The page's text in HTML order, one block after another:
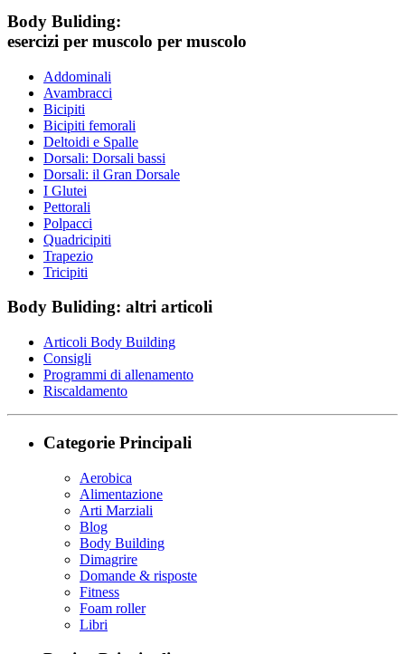
Body Buliding:
esercizi per muscolo per muscolo
Addominali
Avambracci
Bicipiti
Bicipiti femorali
Deltoidi e Spalle
Dorsali: Dorsali bassi
Dorsali: il Gran Dorsale
I Glutei
Pettorali
Polpacci
Quadricipiti
Trapezio
Tricipiti
Body Buliding: altri articoli
Articoli Body Building
Consigli
Programmi di allenamento
Riscaldamento
Categorie Principali
Aerobica
Alimentazione
Arti Marziali
Blog
Body Building
Dimagrire
Domande & risposte
Fitness
Foam roller
Libri